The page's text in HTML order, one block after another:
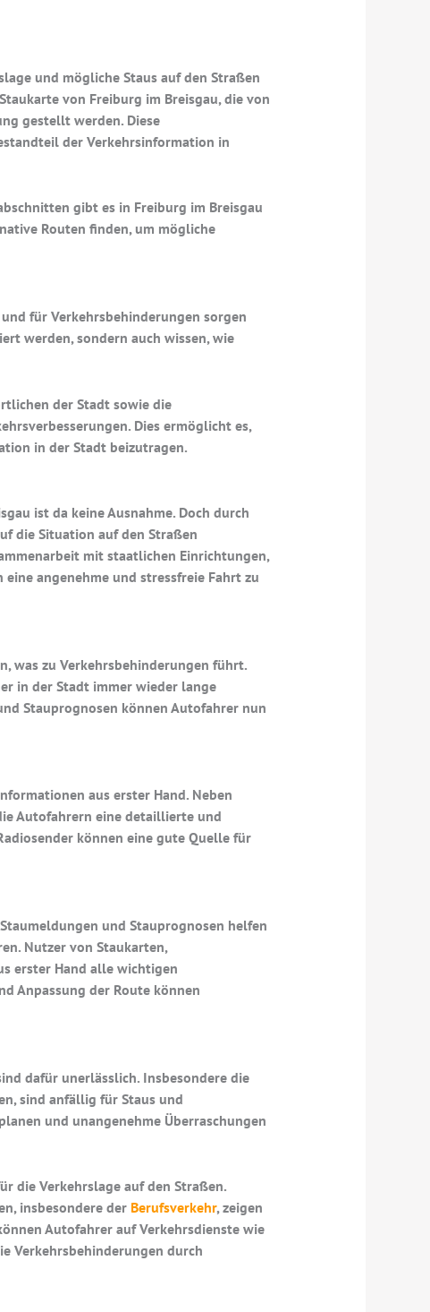
und mögliche Staus auf den Straßen
von Freiburg im Breisgau, die von
gestellt werden. Diese
der Verkehrsinformation in
gibt es in Freiburg im Breisgau
Routen finden, um mögliche
für Verkehrsbehinderungen sorgen
werden, sondern auch wissen, wie
der Stadt sowie die
Dies ermöglicht es,
in der Stadt beizutragen.
ist da keine Ausnahme. Doch durch
die Situation auf den Straßen
mit staatlichen Einrichtungen,
angenehme und stressfreie Fahrt zu
was zu Verkehrsbehinderungen führt.
in der Stadt immer wieder lange
Stauprognosen können Autofahrer nun
aus erster Hand. Neben
Autofahrern eine detaillierte und
können eine gute Quelle für
und Stauprognosen helfen
Nutzer von Staukarten,
erster Hand alle wichtigen
Anpassung der Route können
dafür unerlässlich. Insbesondere die
sind anfällig für Staus und
und unangenehme Überraschungen
die Verkehrslage auf den Straßen.
insbesondere der Berufsverkehr, zeigen
Autofahrer auf Verkehrsdienste wie
Verkehrsbehinderungen durch